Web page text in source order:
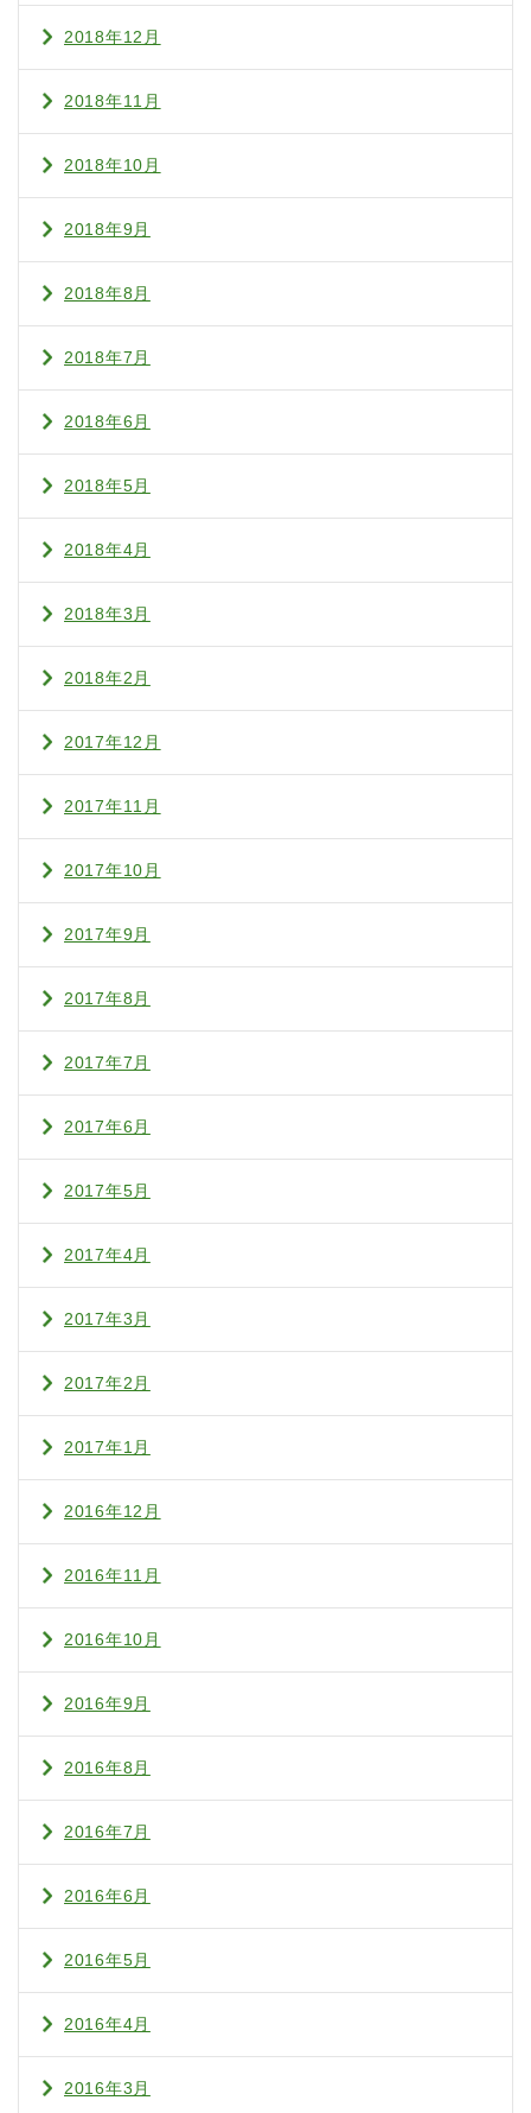
2018年12月
2018年11月
2018年10月
2018年9月
2018年8月
2018年7月
2018年6月
2018年5月
2018年4月
2018年3月
2018年2月
2017年12月
2017年11月
2017年10月
2017年9月
2017年8月
2017年7月
2017年6月
2017年5月
2017年4月
2017年3月
2017年2月
2017年1月
2016年12月
2016年11月
2016年10月
2016年9月
2016年8月
2016年7月
2016年6月
2016年5月
2016年4月
2016年3月